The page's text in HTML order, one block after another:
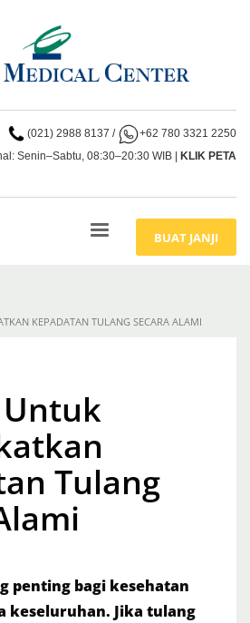
(021) 2988 8137 /
+62 780 3321 2250
Senin–Sabtu, 08:30–20:30 WIB | KLIK PETA
BUAT JANJI
KEPADATAN TULANG SECARA ALAMI
Untuk
Tulang
penting bagi kesehatan
keseluruhan. Jika tulang